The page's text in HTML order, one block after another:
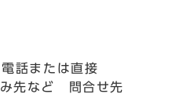
話または直接
先など 問合せ先